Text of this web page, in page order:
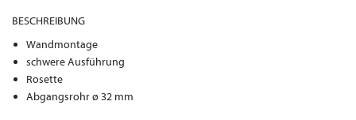
BESCHREIBUNG
Wandmontage
schwere Ausführung
Rosette
Abgangsrohr ø 32 mm